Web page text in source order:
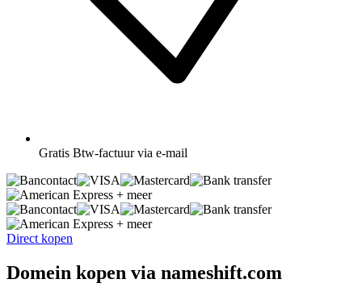
Gratis Btw-factuur via e-mail
+ meer
+ meer
Direct kopen
Domein kopen via nameshift.com